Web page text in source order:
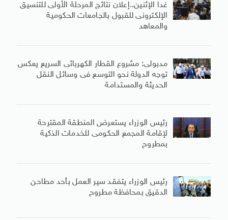
غدا الإثنين..إعلان نتائج المرحلة الأولى للتنسيق
الإلكترونى للقبول بالجامعات الحكومية
والمعاهد
مدبولى: مشروع القطار الكهربائى السريع يعكس
توجه الدولة نحو التوسع فى وسائل النقل
الحديثة والمستدامة
رئيس الوزراء يستعرض المنطقة المقترحة
لإقامة المجمع الحكومى للخدمات الذكية
بمطروح
رئيس الوزراء يتفقد سير العمل بأحد مطاحن
الدقيق بمحافظة مطروح